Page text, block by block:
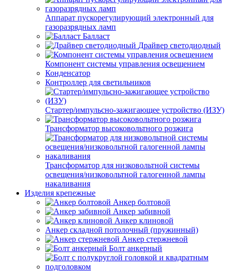
Аппарат пускорегулирующий электронный для
газоразрядных ламп
Балласт
Драйвер светодиодный
Компонент системы управления освещением
Конденсатор
Контроллер для светильников
Стартер/импульсно-зажигающее устройство (ИЗУ)
Трансформатор высоковольтного розжига
Трансформатор для низковольтной системы
освещения/низковольтной галогенной лампы
накаливания
Изделия крепежные
Анкер болтовой
Анкер забивной
Анкер клиновой
Анкер складной потолочный (пружинный)
Анкер стержневой
Болт анкерный